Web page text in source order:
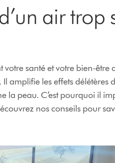
air trop
votre santé et votre bien-être
amplifie les effets délétères
la peau. C’est pourquoi il
nos conseils pour